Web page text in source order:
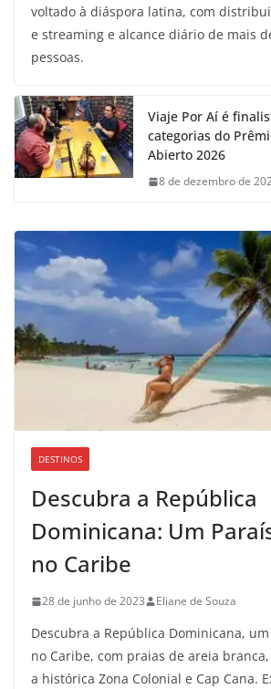
voltado à diáspora latina, com
e streaming e alcance diário de mais
pessoas.
Viaje Por Aí é
categorias do
Abierto 2026
8 de dezembro de
DESTINOS
Descubra a República
Dominicana: Um
no Caribe
28 de junho de 2023 Eliane de Souza
Descubra a República Dominicana,
no Caribe, com praias de areia
a histórica Zona Colonial e Cap Cana.